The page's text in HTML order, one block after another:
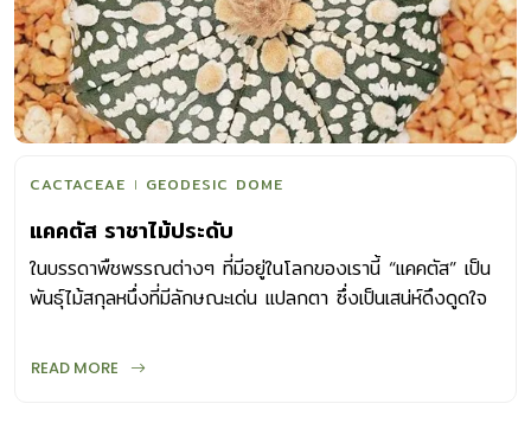
CACTACEAE GEODESIC DOME
แคคตัส ราชาไม้ประดับ
ในบรรดาพืชพรรณต่างๆ ที่มีอยู่ในโลกของเรานี้ “แคคตัส” เป็น
พันธุ์ไม้สกุลหนึ่งที่มีลักษณะเด่น แปลกตา ซึ่งเป็นเสน่ห์ดึงดูดใจ
คตัส” ก็ยังเป็นราชาแห่งไม้ประดับที่มีผู้นิยมปลูกเลี้ยงจำนวนมาก
READ MORE